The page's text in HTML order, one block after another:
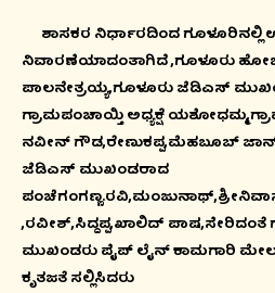
ಶಾಸಕರ ನಿರ್ಧಾರದಿಂದ ಗೂಳೂರಿನಲ್ಲಿ
ನಿವಾರಣೆಯಾದಂತಾಗಿದೆ ,ಗೂಳೂರು
ಪಾಲನೇತ್ರಯ್ಯ,ಗೂಳೂರು ಜೆಡಿಎಸ್
ಗ್ರಾಮಪಂಚಾಯ್ತಿ ಅಧ್ಯಕ್ಷೆ
ನವೀನ್ ಗೌಡ,ರೇಣುಕಪ್ಪ,ಮೆಹಬೂಬ್
ಜೆಡಿಎಸ್ ಮುಖಂಡರಾದ
,ರವೀಶ್,ಸಿದ್ದಪ್ಪ,ಖಾಲಿದ್
ಮುಖಂಡರು ಪೈಪ್ ಲೈನ್ ಕಾಮಗಾರಿ
ಕೃತಜತೆ ಸಲ್ಲಿಸಿದರು